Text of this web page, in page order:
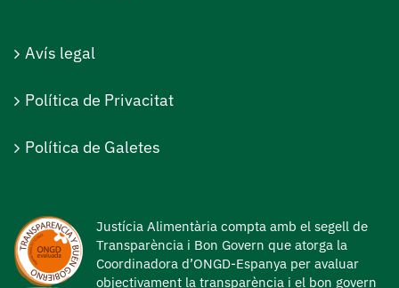
Avís legal
Política de Privacitat
Política de Galetes
Justícia Alimentària compta amb el segell de
Transparència i Bon Govern que atorga la
Coordinadora d’ONGD-Espanya per avaluar
objectivament la transparència i el bon govern